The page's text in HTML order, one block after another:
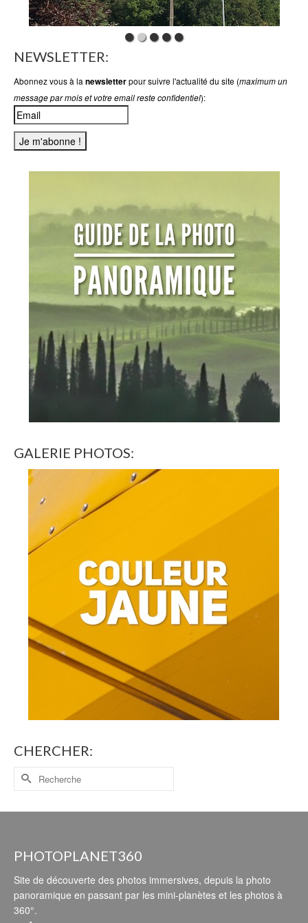
NEWSLETTER:
Abonnez vous à la newsletterpour suivre l'actualité du site (maximum un
message par mois et votre email reste confidentiel):
GALERIE PHOTOS:
CHERCHER:
PHOTOPLANET360
Site de découverte des photos immersives, depuis la photo
panoramique en passant par les mini-planètes et les photos à
360°.